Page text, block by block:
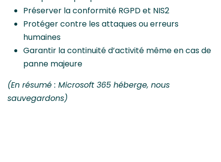
Préserver la conformité RGPD et NIS2
Protéger contre les attaques ou erreurs
humaines
Garantir la continuité d’activité même en cas de
panne majeure
(En résumé : Microsoft 365 héberge, nous
sauvegardons)